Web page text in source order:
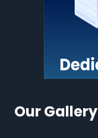
Our Gallery